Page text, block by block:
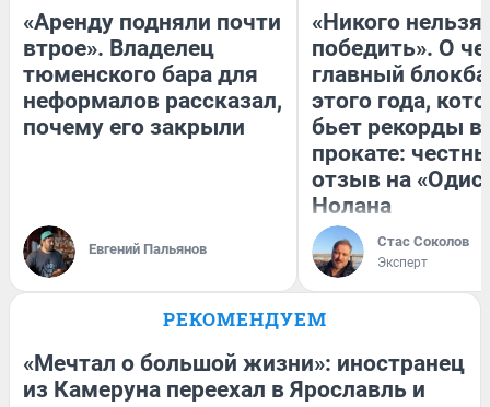
«Аренду подняли почти
втрое». Владелец
тюменского бара для
неформалов рассказал,
почему его закрыли
Евгений Пальянов
«Никого нельзя
победить». О
главный
этого года,
бьет рекорды в
прокате:
отзыв на
Нолана
Стас Соколов
Эксперт
РЕКОМЕНДУЕМ
«Мечтал о большой жизни»: иностранец
из Камеруна переехал в Ярославль и